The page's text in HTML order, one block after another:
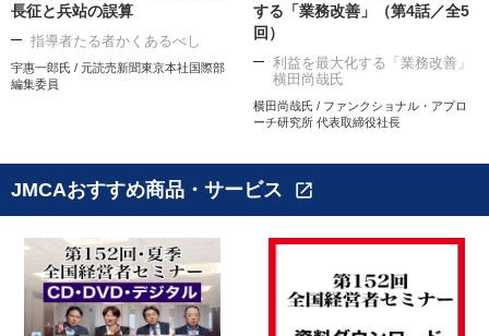
長征と兵站の誤算
指導者たる者かくあるべし
宇惠一郎氏 / 元読売新聞東京本社国際部
編集委員
する「業務改善」（第4話／全5
回）
利益を最大化する「業務改善」
横田尚哉氏
横田尚哉氏 / ファンクショナル・アプロ
ーチ研究所 代表取締役社長
JMCAおすすめ商品・サービス open_in_new